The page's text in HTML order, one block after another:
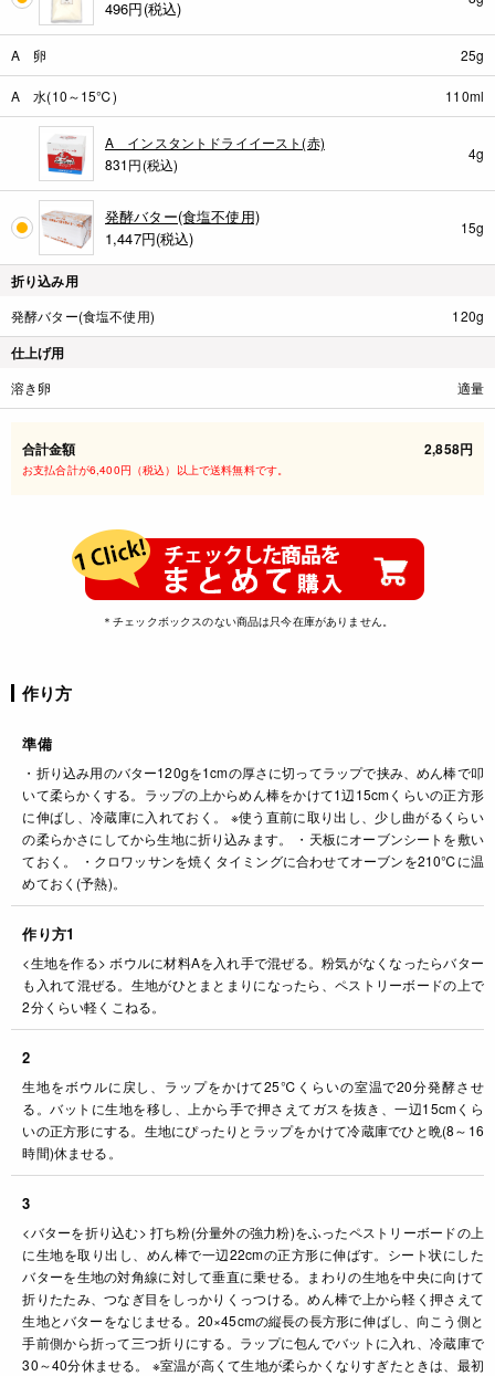
496円(税込)
A 卵 25g
A 水(10～15℃) 110ml
A インスタントドライイースト(赤)
831円(税込)
4g
発酵バター(食塩不使用)
1,447円(税込)
15g
折り込み用
発酵バター(食塩不使用) 120g
仕上げ用
溶き卵 適量
合計金額 2,858円
お支払合計が6,400円（税込）以上で送料無料です。
＊チェックボックスのない商品は只今在庫がありません。
作り方
準備
・折り込み用のバター120gを1cmの厚さに切ってラップで挟み、めん棒で叩
いて柔らかくする。ラップの上からめん棒をかけて1辺15cmくらいの正方形
に伸ばし、冷蔵庫に入れておく。 ※使う直前に取り出し、少し曲がるくらい
の柔らかさにしてから生地に折り込みます。 ・天板にオーブンシートを敷い
ておく。 ・クロワッサンを焼くタイミングに合わせてオーブンを210℃に温
めておく(予熱)。
作り方1
<生地を作る> ボウルに材料Aを入れ手で混ぜる。粉気がなくなったらバター
も入れて混ぜる。生地がひとまとまりになったら、ペストリーボードの上で
2分くらい軽くこねる。
2
生地をボウルに戻し、ラップをかけて25℃くらいの室温で20分発酵させ
る。バットに生地を移し、上から手で押さえてガスを抜き、一辺15cmくら
いの正方形にする。生地にぴったりとラップをかけて冷蔵庫でひと晩(8～16
時間)休ませる。
3
<バターを折り込む> 打ち粉(分量外の強力粉)をふったペストリーボードの上
に生地を取り出し、めん棒で一辺22cmの正方形に伸ばす。シート状にした
バターを生地の対角線に対して垂直に乗せる。まわりの生地を中央に向けて
折りたたみ、つなぎ目をしっかりくっつける。めん棒で上から軽く押さえて
生地とバターをなじませる。20×45cmの縦長の長方形に伸ばし、向こう側と
手前側から折って三つ折りにする。ラップに包んでバットに入れ、冷蔵庫で
30～40分休ませる。 ※室温が高くて生地が柔らかくなりすぎたときは、最初